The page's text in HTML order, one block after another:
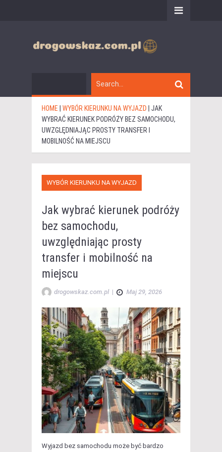
HOME WYBÓR KIERUNKU NA WYJAZD
JAK
WYBRAĆ KIERUNEK PODRÓŻY BEZ SAMOCHODU,
UWZGLĘDNIAJĄC PROSTY TRANSFER I
MOBILNOŚĆ NA MIEJSCU
WYBÓR KIERUNKU NA WYJAZD
Jak wybrać kierunek podróży
bez samochodu,
uwzględniając prosty
transfer i mobilność na
miejscu
drogowskaz.com.pl | Maj 29, 2026
Wyjazd bez samochodu może być bardzo